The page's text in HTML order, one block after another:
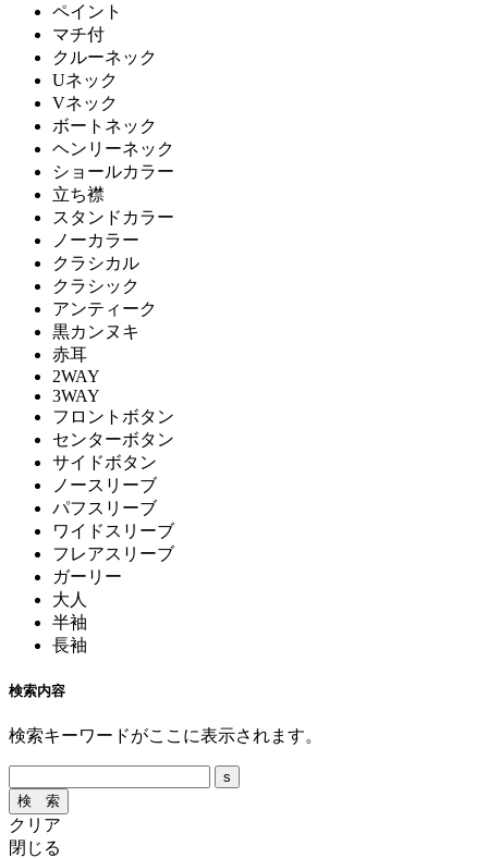
ペイント
マチ付
クルーネック
Uネック
Vネック
ボートネック
ヘンリーネック
ショールカラー
立ち襟
スタンドカラー
ノーカラー
クラシカル
クラシック
アンティーク
黒カンヌキ
赤耳
2WAY
3WAY
フロントボタン
センターボタン
サイドボタン
ノースリーブ
パフスリーブ
ワイドスリーブ
フレアスリーブ
ガーリー
大人
半袖
長袖
検索内容
検索キーワードがここに表示されます。
クリア
閉じる